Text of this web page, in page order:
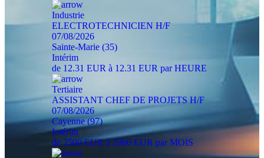
Industrie
ELECTROTECHNICIEN H/F
07/08/2026
Sainte-Marie (35)
Intérim
de 12.31 EUR à 12.31 EUR par HEURE
Tertiaire
ASSISTANT CHEF DE PROJETS H/F
07/08/2026
Cayenne (97)
Intérim
de 2500 EUR à 2900 EUR par MOIS